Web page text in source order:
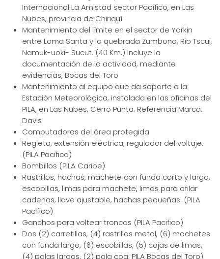
Internacional La Amistad sector Pacífico, en Las
Nubes, provincia de Chiriquí
Mantenimiento del límite en el sector de Yorkin
entre Loma Santa y la quebrada Zumbona, Rio Tscui,
Namuk-uoki- Sucut. (40 Km.) Incluye la
documentación de la actividad, mediante
evidencias, Bocas del Toro
Mantenimiento al equipo que da soporte a la
Estación Meteorológica, instalada en las oficinas del
PILA, en Las Nubes, Cerro Punta. Referencia Marca:
Davis
Computadoras del área protegida
Regleta, extensión eléctrica, regulador del voltaje.
(PILA Pacifico)
Bombillos (PILA Caribe)
Rastrillos, hachas, machete con funda corto y largo,
escobillas, limas para machete, limas para afilar
cadenas, llave ajustable, hachas pequeñas. (PILA
Pacifico)
Ganchos para voltear troncos (PILA Pacifico)
Dos (2) carretillas, (4) rastrillos metal, (6) machetes
con funda largo, (6) escobillas, (5) cajas de limas,
(4) palas largas, (2) pala coa. PILA Bocas del Toro)